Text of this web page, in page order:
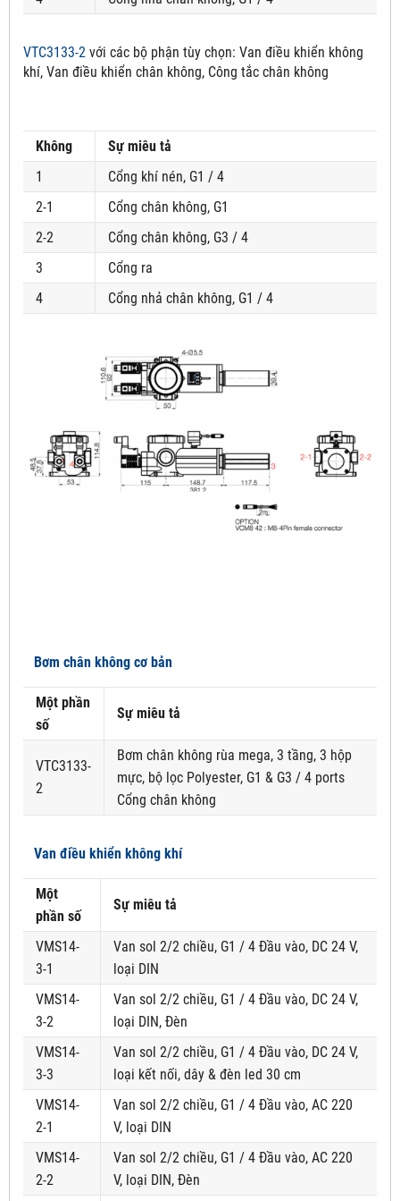
VTC3133-2 với các bộ phận tùy chọn: Van điều khiển không
khí, Van điều khiển chân không, Công tắc chân không
Không
Sự miêu tả
1
Cổng khí nén, G1 / 4
2-1
Cổng chân không, G1
2-2
Cổng chân không, G3 / 4
3
Cổng ra
4
Cổng nhả chân không, G1 / 4
Bơm chân không cơ bản
Một phần
số
Sự miêu tả
VTC3133-
2
Bơm chân không rùa mega, 3 tầng, 3 hộp
mực, bộ lọc Polyester, G1 & G3 / 4 ports
Cổng chân không
Van điều khiển không khí
Một
phần số
Sự miêu tả
VMS14-
3-1
Van sol 2/2 chiều, G1 / 4 Đầu vào, DC 24 V,
loại DIN
VMS14-
3-2
Van sol 2/2 chiều, G1 / 4 Đầu vào, DC 24 V,
loại DIN, Đèn
VMS14-
3-3
Van sol 2/2 chiều, G1 / 4 Đầu vào, DC 24 V,
loại kết nối, dây & đèn led 30 cm
VMS14-
2-1
Van sol 2/2 chiều, G1 / 4 Đầu vào, AC 220
V, loại DIN
VMS14-
2-2
Van sol 2/2 chiều, G1 / 4 Đầu vào, AC 220
V, loại DIN, Đèn